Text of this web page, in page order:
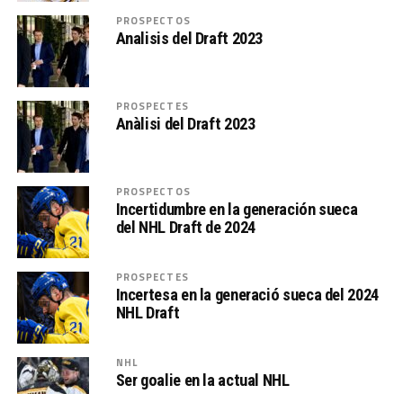
PROSPECTOS
Analisis del Draft 2023
PROSPECTES
Anàlisi del Draft 2023
PROSPECTOS
Incertidumbre en la generación sueca
del NHL Draft de 2024
PROSPECTES
Incertesa en la generació sueca del 2024
NHL Draft
NHL
Ser goalie en la actual NHL